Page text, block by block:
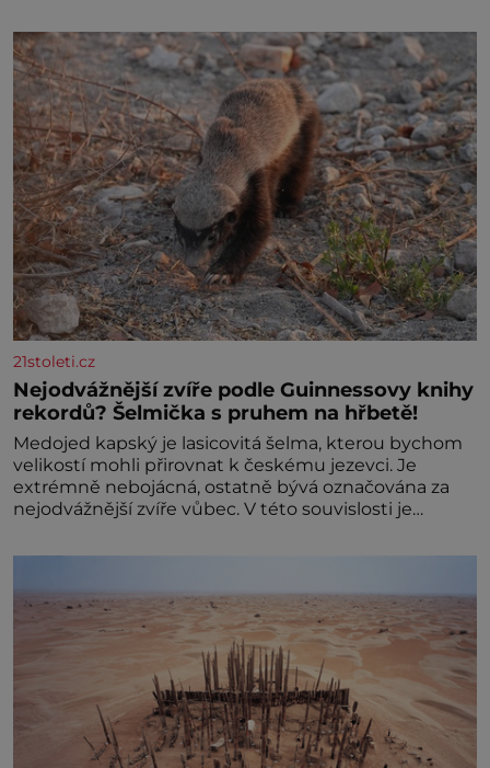
21stoleti.cz
Nejodvážnější zvíře podle Guinnessovy knihy
rekordů? Šelmička s pruhem na hřbetě!
Medojed kapský je lasicovitá šelma, kterou bychom
velikostí mohli přirovnat k českému jezevci. Je
extrémně nebojácná, ostatně bývá označována za
nejodvážnější zvíře vůbec. V této souvislosti je